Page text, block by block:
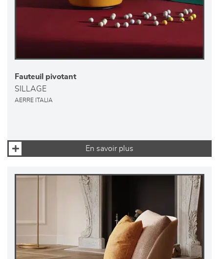
Fauteuil pivotant
SILLAGE
AERRE ITALIA
En savoir plus